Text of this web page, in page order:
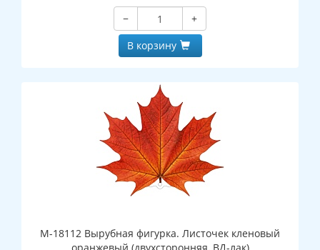
−
+
В корзину
М-18112 Вырубная фигурка. Листочек кленовый